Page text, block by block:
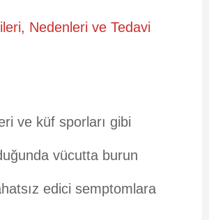
Nedenleri ve Tedavi
ve küf sporları gibi
vücutta burun
edici semptomlara